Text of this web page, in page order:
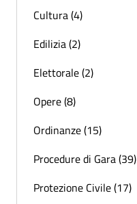
Cultura (4)
Edilizia (2)
Elettorale (2)
Opere (8)
Ordinanze (15)
Procedure di Gara (39)
Protezione Civile (17)